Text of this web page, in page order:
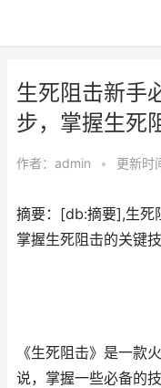
生死阻击新手
步，掌握生死
作者： admin • 更新
摘要：[db:摘要],生死
掌握生死阻击的关键技
《生死阻击》是一款
说，掌握一些必备的